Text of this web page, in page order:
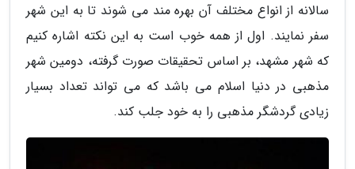
سالانه از انواع مختلف آن بهره مند می شوند تا به این شهر
سفر نمایند. اول از همه خوب است به این نکته اشاره کنیم
که شهر مشهد، بر اساس تحقیقات صورت گرفته، دومین شهر
مذهبی در دنیا اسلام می باشد که می تواند تعداد بسیار
زیادی گردشگر مذهبی را به خود جلب کند.